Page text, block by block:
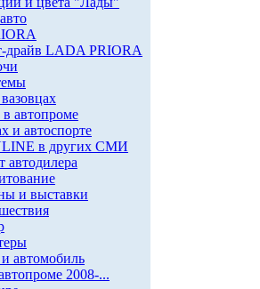
драйв LADA PRIORA
автопроме
и автоспорте
в других СМИ
автодилера
и выставки
автомобиль
2008-...